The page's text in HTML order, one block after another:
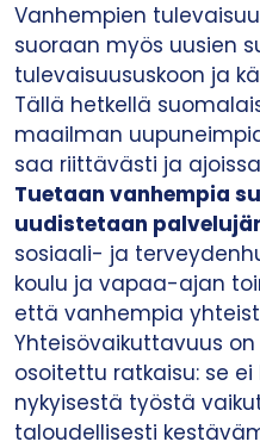
Vanhempien
suoraan myös uusien
tulevaisuususkoon ja
Tällä hetkellä
maailman
saa riittävästi ja
Tuetaan vanhempia
uudistetaan
sosiaali- ja
koulu ja vapaa-ajan
että vanhempia
Yhteisövaikuttavuus
osoitettu ratkaisu: se
nykyisestä työstä
taloudellisesti